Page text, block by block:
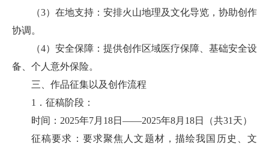
（3）在地支持：安排火山地理及文化导览，协助创作
协调。
（4）安全保障：提供创作区域医疗保障、基础安全设
备、个人意外保险。
三、作品征集以及创作流程
1．征稿阶段：
时间：2025年7月18日——2025年8月18日（共31天）
征稿要求：要求聚焦人文题材，描绘我国历史、文